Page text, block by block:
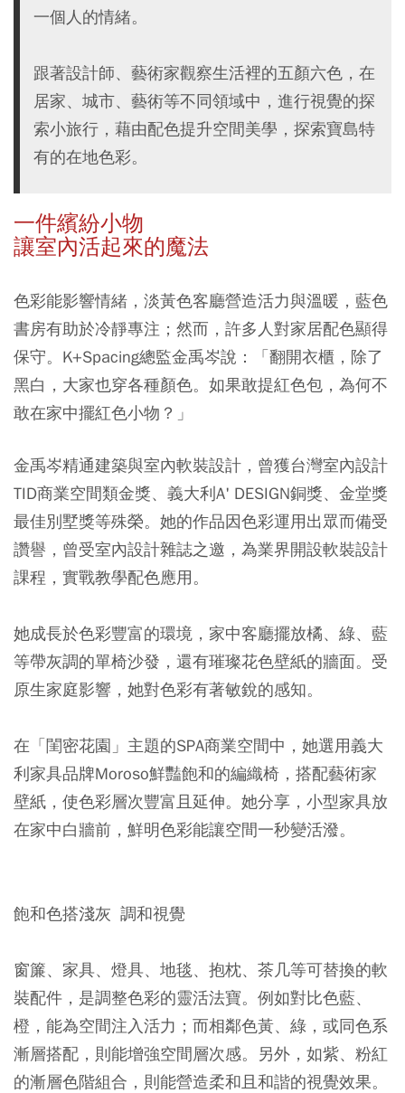
一個人的情緒。
跟著設計師、藝術家觀察生活裡的五顏六色，在
居家、城市、藝術等不同領域中，進行視覺的探
索小旅行，藉由配色提升空間美學，探索寶島特
有的在地色彩。
一件繽紛小物
讓室內活起來的魔法
色彩能影響情緒，淡黃色客廳營造活力與溫暖，藍色
書房有助於冷靜專注；然而，許多人對家居配色顯得
保守。K+Spacing總監金禹岑說：「翻開衣櫃，除了
黑白，大家也穿各種顏色。如果敢提紅色包，為何不
敢在家中擺紅色小物？」
金禹岑精通建築與室內軟裝設計，曾獲台灣室內設計
TID商業空間類金獎、義大利A' DESIGN銅獎、金堂獎
最佳別墅獎等殊榮。她的作品因色彩運用出眾而備受
讚譽，曾受室內設計雜誌之邀，為業界開設軟裝設計
課程，實戰教學配色應用。
她成長於色彩豐富的環境，家中客廳擺放橘、綠、藍
等帶灰調的單椅沙發，還有璀璨花色壁紙的牆面。受
原生家庭影響，她對色彩有著敏銳的感知。
在「閨密花園」主題的SPA商業空間中，她選用義大
利家具品牌Moroso鮮豔飽和的編織椅，搭配藝術家
壁紙，使色彩層次豐富且延伸。她分享，小型家具放
在家中白牆前，鮮明色彩能讓空間一秒變活潑。
飽和色搭淺灰 調和視覺
窗簾、家具、燈具、地毯、抱枕、茶几等可替換的軟
裝配件，是調整色彩的靈活法寶。例如對比色藍、
橙，能為空間注入活力；而相鄰色黃、綠，或同色系
漸層搭配，則能增強空間層次感。另外，如紫、粉紅
的漸層色階組合，則能營造柔和且和諧的視覺效果。